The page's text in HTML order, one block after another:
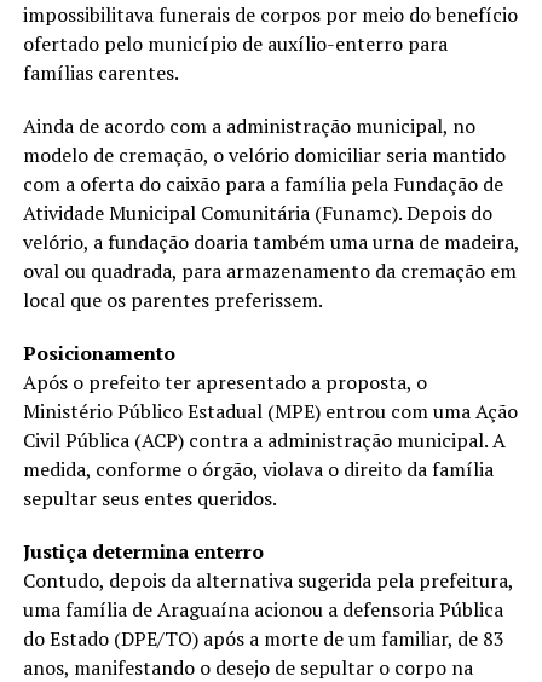
impossibilitava funerais de corpos por meio do benefício
ofertado pelo município de auxílio-enterro para
famílias carentes.
Ainda de acordo com a administração municipal, no
modelo de cremação, o velório domiciliar seria mantido
com a oferta do caixão para a família pela Fundação de
Atividade Municipal Comunitária (Funamc). Depois do
velório, a fundação doaria também uma urna de madeira,
oval ou quadrada, para armazenamento da cremação em
local que os parentes preferissem.
Posicionamento
Após o prefeito ter apresentado a proposta, o
Ministério Público Estadual (MPE) entrou com uma Ação
Civil Pública (ACP) contra a administração municipal. A
medida, conforme o órgão, violava o direito da família
sepultar seus entes queridos.
Justiça determina enterro
Contudo, depois da alternativa sugerida pela prefeitura,
uma família de Araguaína acionou a defensoria Pública
do Estado (DPE/TO) após a morte de um familiar, de 83
anos, manifestando o desejo de sepultar o corpo na